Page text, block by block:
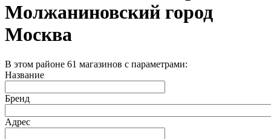
Молжаниновский город
Москва
В этом районе 61 магазинов с параметрами:
Название
Бренд
Адрес